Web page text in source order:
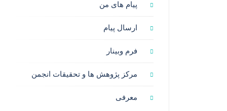
پیام های من
ارسال پیام
فرم وبینار
مرکز پژوهش ها و تحقیقات انجمن
معرفی